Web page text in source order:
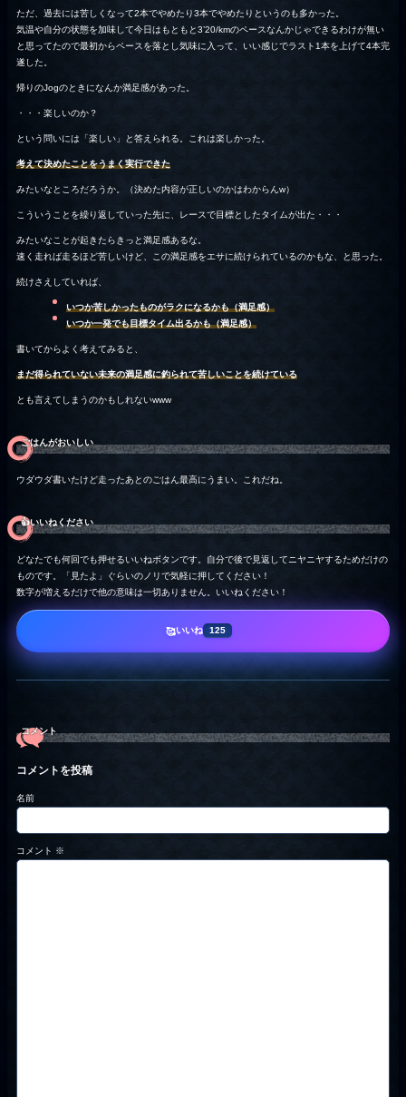
ただ、過去には苦しくなって2本でやめたり3本でやめたりというのも多かった。
気温や自分の状態を加味して今日はもともと3’20/kmのペースなんかじゃできるわけが無い
と思ってたので最初からペースを落とし気味に入って、いい感じでラスト1本を上げて4本完
遂した。
帰りのJogのときになんか満足感があった。
・・・楽しいのか？
という問いには「楽しい」と答えられる。これは楽しかった。
考えて決めたことをうまく実行できた
みたいなところだろうか。（決めた内容が正しいのかはわからんw）
こういうことを繰り返していった先に、レースで目標としたタイムが出た・・・
みたいなことが起きたらきっと満足感あるな。
速く走れば走るほど苦しいけど、この満足感をエサに続けられているのかもな、と思った。
続けさえしていれば、
いつか苦しかったものがラクになるかも（満足感）
いつか一発でも目標タイム出るかも（満足感）
書いてからよく考えてみると、
まだ得られていない未来の満足感に釣られて苦しいことを続けている
とも言えてしまうのかもしれないwww
ごはんがおいしい
ウダウダ書いたけど走ったあとのごはん最高にうまい。これだね。
👍️いいねください
どなたでも何回でも押せるいいねボタンです。自分で後で見返してニヤニヤするためだけの
ものです。「見たよ」ぐらいのノリで気軽に押してください！
数字が増えるだけで他の意味は一切ありません。いいねください！
🥰いいね 125
コメント
コメントを投稿
名前
コメント ※